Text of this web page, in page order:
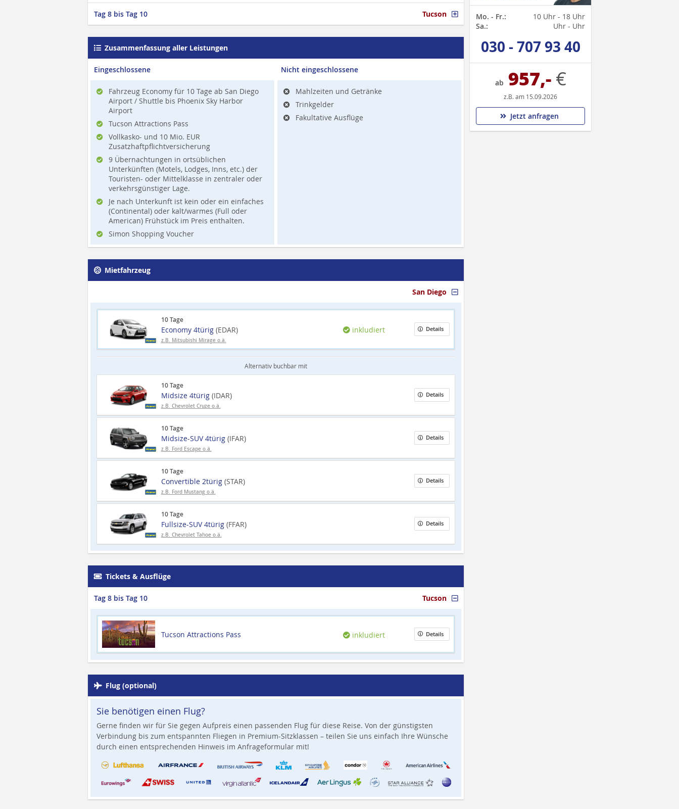
Tag 8 bis Tag 10 Tucson
Zusammenfassung aller Leistungen
Eingeschlossene
Fahrzeug Economy für 10 Tage ab San Diego
Airport / Shuttle bis Phoenix Sky Harbor
Airport
Tucson Attractions Pass
Vollkasko- und 10 Mio. EUR
Zusatzhaftpflichtversicherung
9 Übernachtungen in ortsüblichen
Unterkünften (Motels, Lodges, Inns, etc.) der
Touristen- oder Mittelklasse in zentraler oder
verkehrsgünstiger Lage.
Je nach Unterkunft ist kein oder ein einfaches
(Continental) oder kalt/warmes (Full oder
American) Frühstück im Preis enthalten.
Simon Shopping Voucher
Nicht eingeschlossene
Mahlzeiten und Getränke
Trinkgelder
Fakultative Ausflüge
Mietfahrzeug
San Diego
10 Tage
Economy 4türig (EDAR)
z.B. Mitsubishi Mirage o.ä.
inkludiert Details
Alternativ buchbar mit
10 Tage
Midsize 4türig (IDAR)
z.B. Chevrolet Cruze o.ä.
Details
10 Tage
Midsize-SUV 4türig (IFAR)
z.B. Ford Escape o.ä.
Details
10 Tage
Convertible 2türig (STAR)
z.B. Ford Mustang o.ä.
Details
10 Tage
Fullsize-SUV 4türig (FFAR)
z.B. Chevrolet Tahoe o.ä.
Details
Tickets & Ausflüge
Tag 8 bis Tag 10 Tucson
Tucson Attractions Pass inkludiert Details
Flug (optional)
Sie benötigen einen Flug?
Gerne finden wir für Sie gegen Aufpreis einen passenden Flug für diese Reise. Von der günstigsten
Verbindung bis zum entspannten Fliegen in Premium-Sitzklassen – teilen Sie uns einfach Ihre Wünsche
durch einen entsprechenden Hinweis im Anfrageformular mit!
Mo. - Fr.:
10 Uhr - 18 Uhr
Sa.:
Uhr - Uhr
030 - 707 93 40
ab 957,- €
z.B. am 15.09.2026
Jetzt anfragen